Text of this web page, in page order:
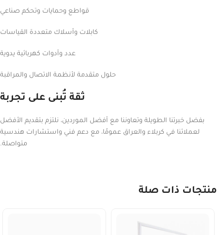
قواطع وحمايات وتحكم صناعي
كابلات وأسلاك متعددة القياسات
عدد وأدوات كهربائية يدوية
حلول متقدمة لأنظمة الاتصال والمراقبة
ثقة تُبنى على تجربة
بفضل خبرتنا الطويلة وتعاوننا مع أفضل الموردين، نلتزم بتقديم الأفضل
لعملائنا في كربلاء والعراق عمومًا، مع دعم فني واستشارات هندسية
متواصلة.
منتجات ذات صلة